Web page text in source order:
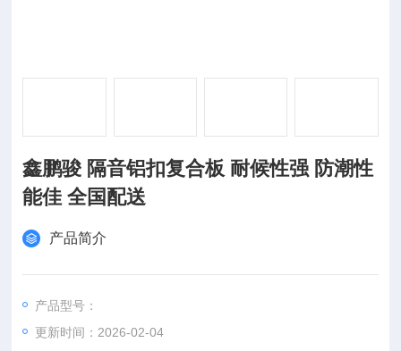
鑫鹏骏 隔音铝扣复合板 耐候性强 防潮性
能佳 全国配送
产品简介
产品型号：
更新时间：2026-02-04